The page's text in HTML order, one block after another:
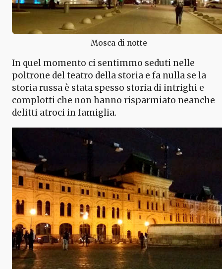
Mosca di notte
In quel momento ci sentimmo seduti nelle
poltrone del teatro della storia e fa nulla se la
storia russa è stata spesso storia di intrighi e
complotti che non hanno risparmiato neanche
delitti atroci in famiglia.